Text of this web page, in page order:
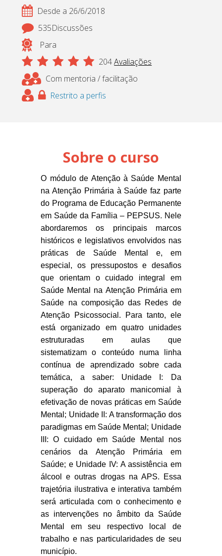
Desde a 26/6/2018
535Discussões
Para
204Avaliações
Com mentoria / facilitação
Restrito a perfis
Sobre o curso
O módulo de Atenção à Saúde Mental
na Atenção Primária à Saúde faz parte
do Programa de Educação Permanente
em Saúde da Família – PEPSUS. Nele
abordaremos os principais marcos
históricos e legislativos envolvidos nas
práticas de Saúde Mental e, em
especial, os pressupostos e desafios
que orientam o cuidado integral em
Saúde Mental na Atenção Primária em
Saúde na composição das Redes de
Atenção Psicossocial. Para tanto, ele
está organizado em quatro unidades
estruturadas em aulas que
sistematizam o conteúdo numa linha
contínua de aprendizado sobre cada
temática, a saber: Unidade I: Da
superação do aparato manicomial à
efetivação de novas práticas em Saúde
Mental; Unidade II: A transformação dos
paradigmas em Saúde Mental; Unidade
III: O cuidado em Saúde Mental nos
cenários da Atenção Primária em
Saúde; e Unidade IV: A assistência em
álcool e outras drogas na APS. Essa
trajetória ilustrativa e interativa também
será articulada com o conhecimento e
as intervenções no âmbito da Saúde
Mental em seu respectivo local de
trabalho e nas particularidades de seu
município.